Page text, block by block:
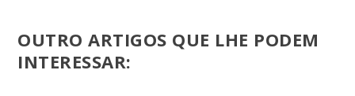
OUTRO ARTIGOS QUE LHE PODEM
INTERESSAR: